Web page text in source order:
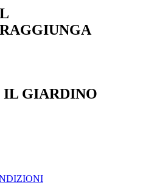
IL GIARDINO